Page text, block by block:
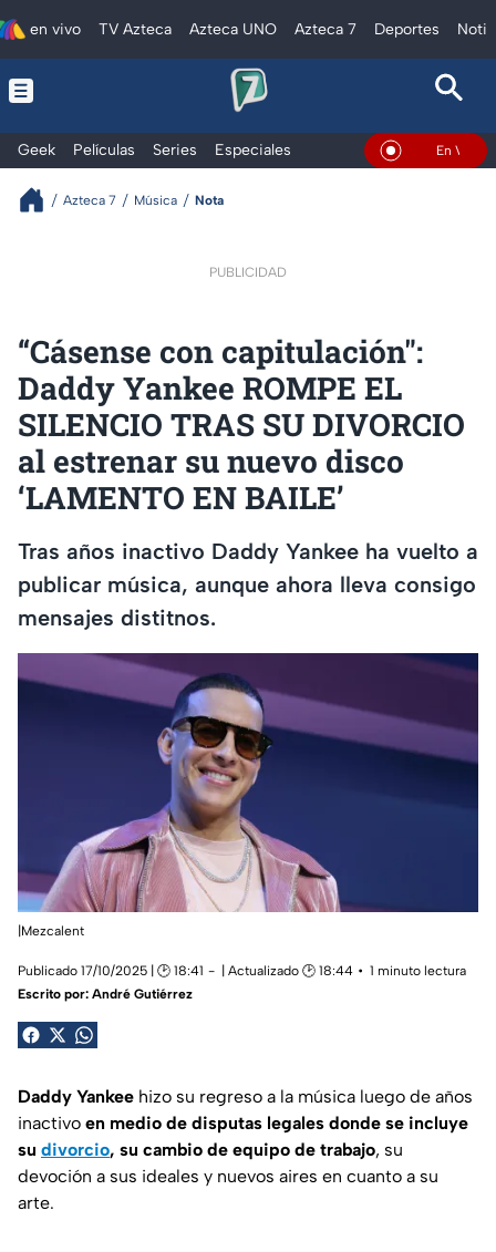
en vivo TV Azteca Azteca UNO Azteca 7 Deportes
Geek Películas Series Especiales En Vivo
Azteca 7 Música Nota
PUBLICIDAD
“Cásense con capitulación":
Daddy Yankee ROMPE EL
SILENCIO TRAS SU DIVORCIO
al estrenar su nuevo disco
‘LAMENTO EN BAILE’
Tras años inactivo Daddy Yankee ha vuelto a
publicar música, aunque ahora lleva consigo
mensajes distitnos.
|Mezcalent
Publicado 17/10/2025 | 🕑 18:41 | Actualizado 🕑 18:44
1 minuto lectura
Escrito por: André Gutiérrez
Daddy Yankee hizo su regreso a la música luego de años
inactivo en medio de disputas legales donde se incluye
su divorcio, su cambio de equipo de trabajo, su
devoción a sus ideales y nuevos aires en cuanto a su
arte.